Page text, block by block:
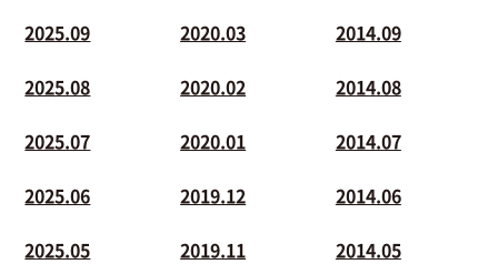
2025.09
2025.08
2025.07
2025.06
2025.05
2020.03
2020.02
2020.01
2019.12
2019.11
2014.09
2014.08
2014.07
2014.06
2014.05